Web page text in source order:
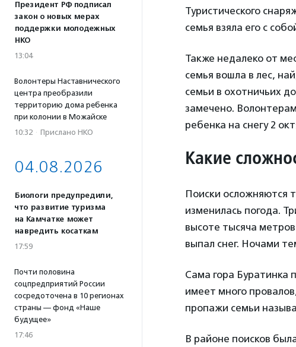
Президент РФ подписал
закон о новых мерах
поддержки молодежных
НКО
13:04
Волонтеры Наставнического
центра преобразили
территорию дома ребенка
при колонии в Можайске
10:32 · Прислано НКО
04.08.2026
Биологи предупредили,
что развитие туризма
на Камчатке может
навредить косаткам
17:59
Почти половина
соцпредприятий России
сосредоточена в 10 регионах
страны — фонд «Наше
будущее»
17:46
Туристического
семья взяла его с
Также недалеко от
семья вошла в лес,
семьи в охотничьих
замечено.
ребенка на снегу 2
Какие
Поиски осложняются
изменилась погода.
высоте тысяча
выпал снег. Ночами
Сама гора Буратинка
имеет много
пропажи семьи
В районе поисков